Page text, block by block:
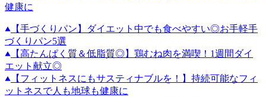
健康に
【手づくりパン】ダイエット中でも食べやすい◎お手軽手
づくりパン5選
【高たんぱく質＆低脂質◎】鶏むね肉を満喫！1週間ダイ
エット献立◎
【フィットネスにもサスティナブルを！】持続可能なフィ
ットネスで人も地球も健康に